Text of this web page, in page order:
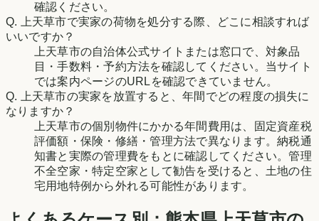
確認ください。
Q.
上天草市で実家の荷物を処分する際、どこに相談すれば
いいですか？
上天草市の自治体公式サイトまたは窓口で、対象品
目・手数料・予約方法を確認してください。当サイト
では案内ページのURLを確認できていません。
Q.
上天草市の実家を放置すると、年間でどの程度の損失に
なりますか？
上天草市の個別物件にかかる年間費用は、固定資産税
評価額・保険・修繕・管理方法で異なります。納税通
知書と実際の管理費をもとに確認してください。管理
不全空家・特定空家として勧告を受けると、土地の住
宅用地特例から外れる可能性があります。